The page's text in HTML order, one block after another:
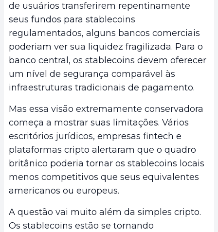
de usuários transferirem repentinamente
seus fundos para stablecoins
regulamentados, alguns bancos comerciais
poderiam ver sua liquidez fragilizada. Para o
banco central, os stablecoins devem oferecer
um nível de segurança comparável às
infraestruturas tradicionais de pagamento.
Mas essa visão extremamente conservadora
começa a mostrar suas limitações. Vários
escritórios jurídicos, empresas fintech e
plataformas cripto alertaram que o quadro
britânico poderia tornar os stablecoins locais
menos competitivos que seus equivalentes
americanos ou europeus.
A questão vai muito além da simples cripto.
Os stablecoins estão se tornando